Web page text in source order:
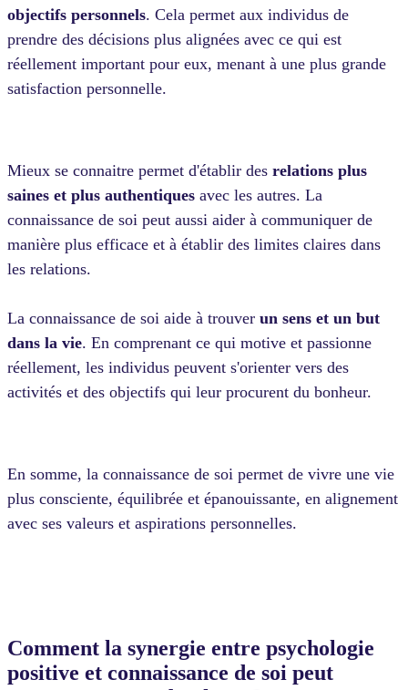
objectifs personnels. Cela permet aux individus de
prendre des décisions plus alignées avec ce qui est
réellement important pour eux, menant à une plus grande
satisfaction personnelle.
Mieux se connaitre permet d'établir des relations plus
saines et plus authentiques avec les autres. La
connaissance de soi peut aussi aider à communiquer de
manière plus efficace et à établir des limites claires dans
les relations.
La connaissance de soi aide à trouver un sens et un but
dans la vie. En comprenant ce qui motive et passionne
réellement, les individus peuvent s'orienter vers des
activités et des objectifs qui leur procurent du bonheur.
En somme, la connaissance de soi permet de vivre une vie
plus consciente, équilibrée et épanouissante, en alignement
avec ses valeurs et aspirations personnelles.
Comment la synergie entre psychologie
positive et connaissance de soi peut